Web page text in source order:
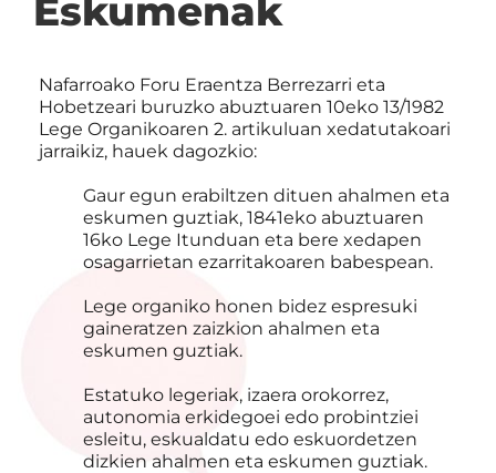
Eskumenak
Nafarroako Foru Eraentza Berrezarri eta
Hobetzeari buruzko abuztuaren 10eko 13/1982
Lege Organikoaren 2. artikuluan xedatutakoari
jarraikiz, hauek dagozkio:
Gaur egun erabiltzen dituen ahalmen eta
eskumen guztiak, 1841eko abuztuaren
16ko Lege Itunduan eta bere xedapen
osagarrietan ezarritakoaren babespean.
Lege organiko honen bidez espresuki
gaineratzen zaizkion ahalmen eta
eskumen guztiak.
Estatuko legeriak, izaera orokorrez,
autonomia erkidegoei edo probintziei
esleitu, eskualdatu edo eskuordetzen
dizkien ahalmen eta eskumen guztiak.